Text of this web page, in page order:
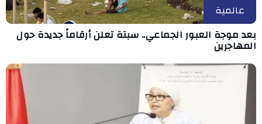
عالمية
بعد موجة العبور الجماعي.. سبتة تعلن أرقاماً جديدة حول
المهاجرين